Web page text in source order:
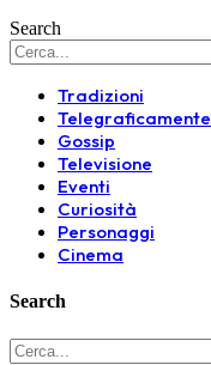
Search
Tradizioni
Telegraficamente
Gossip
Televisione
Eventi
Curiosità
Personaggi
Cinema
Search